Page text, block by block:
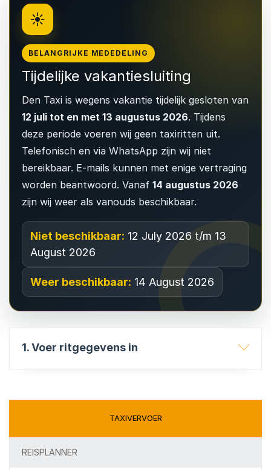
☀️
BELANGRIJKE MEDEDELING
Tijdelijke vakantiesluiting
Den Taxi is wegens vakantie tijdelijk gesloten van
12 juli tot en met 13 augustus 2026. Tijdens
deze periode voeren wij geen taxiritten uit.
Telefonisch en via WhatsApp zijn wij niet
bereikbaar. E-mails kunnen met enige vertraging
worden beantwoord. Vanaf 14 augustus 2026
zijn wij weer als vanouds beschikbaar.
Niet beschikbaar: 12 July 2026 t/m 13
August 2026
Weer beschikbaar: 14 August 2026
1. Voer ritgegevens in
TAXIVERVOER
REISPLANNER